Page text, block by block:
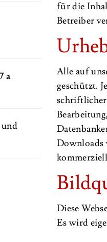
a
für die
Betreiber
Alle auf
geschützt.
Downloads
Diese
Es wird